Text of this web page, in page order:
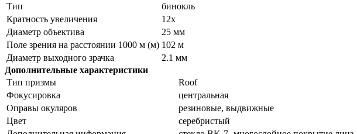
Тип
бинокль
Кратность увеличения
12x
Диаметр объектива
25 мм
Поле зрения на расстоянии 1000 м (м) 102 м
Диаметр выходного зрачка
2.1 мм
Дополнительные характеристики
Тип призмы
Roof
Фокусировка
центральная
Оправы окуляров
резиновые, выдвижные
Цвет
серебристый